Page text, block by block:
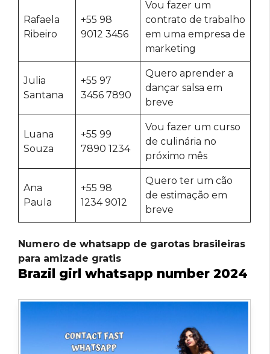
Rafaela
Ribeiro
+55 98
9012 3456
Vou fazer um
contrato de trabalho
em uma empresa de
marketing
Julia
Santana
+55 97
3456 7890
Quero aprender a
dançar salsa em
breve
Luana
Souza
+55 99
7890 1234
Vou fazer um curso
de culinária no
próximo mês
Ana
Paula
+55 98
1234 9012
Quero ter um cão
de estimação em
breve
Numero de whatsapp de garotas brasileiras
para amizade gratis
Brazil girl whatsapp number 2024